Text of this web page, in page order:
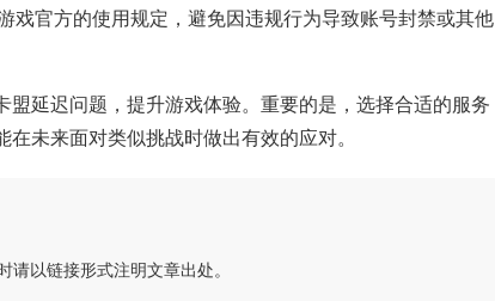
戏官方的使用规定，避免因违规行为导致账号封禁或其他
延迟问题，提升游戏体验。重要的是，选择合适的服务
未来面对类似挑战时做出有效的应对。
以链接形式注明文章出处。